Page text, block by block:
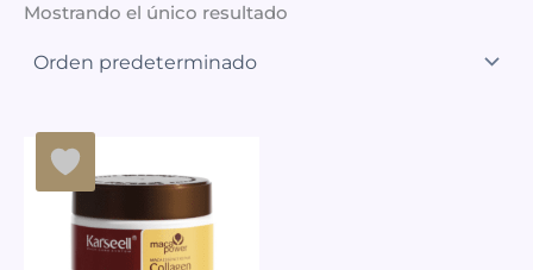
Mostrando el único resultado